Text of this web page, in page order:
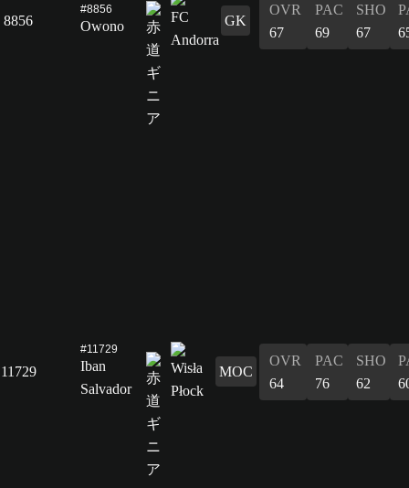
8856
#8856
Owono GK
OVR
67
PAC
69
SHO
67
11729
#11729
Iban
Salvador
MOC
OVR
64
PAC
76
SHO
62